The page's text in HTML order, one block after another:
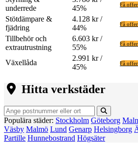
underrede
45%
Få
Stötdämpare &
fjädring
4.128 kr /
44%
Få
Tillbehör och
extrautrustning
6.603 kr /
55%
Få
Växellåda
2.991 kr /
45%
Få
Hitta verkstäder
Populära städer: Stockholm Göteborg
Väsby Malmö Lund Genarp Helsingborg
Partille Hunnebostrand Högsäter